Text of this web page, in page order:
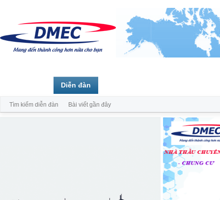
Diễn đàn
Tìm kiếm diễn đàn Bài viết gần đây